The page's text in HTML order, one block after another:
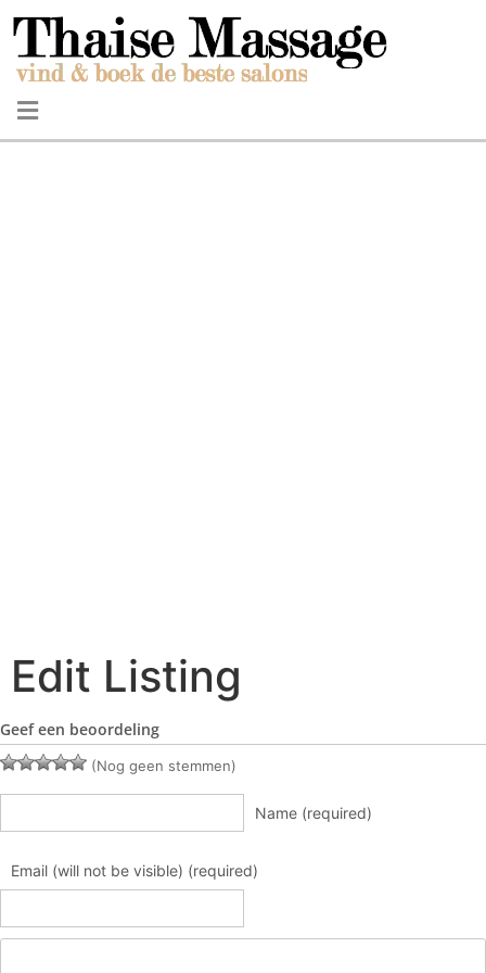
Edit Listing
Geef een beoordeling
(Nog geen stemmen)
Name (required)
Email (will not be visible) (required)